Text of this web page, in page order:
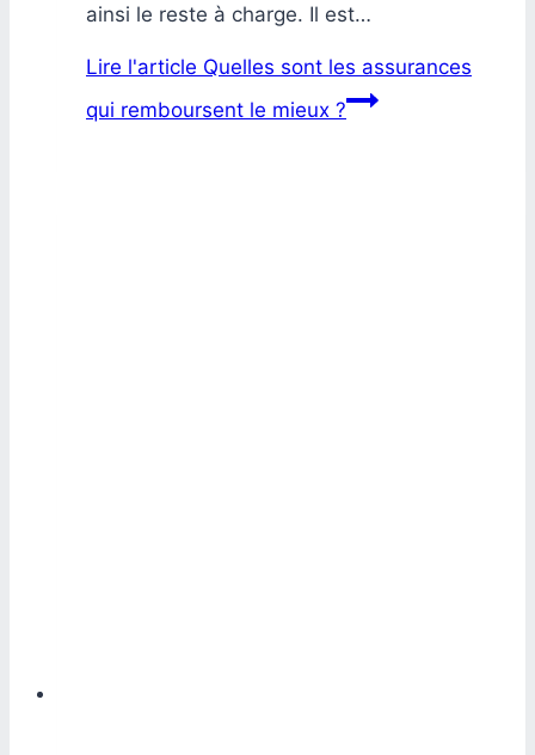
ainsi le reste à charge. Il est…
Lire l'article Quelles sont les assurances
qui remboursent le mieux ?